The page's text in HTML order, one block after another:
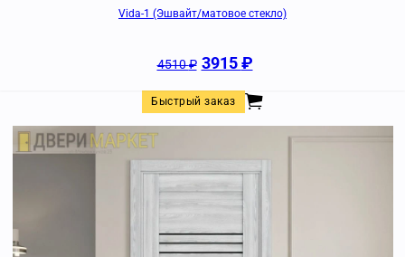
Vida-1 (Эшвайт/матовое стекло)
4510₽ 3915₽
Быстрый заказ